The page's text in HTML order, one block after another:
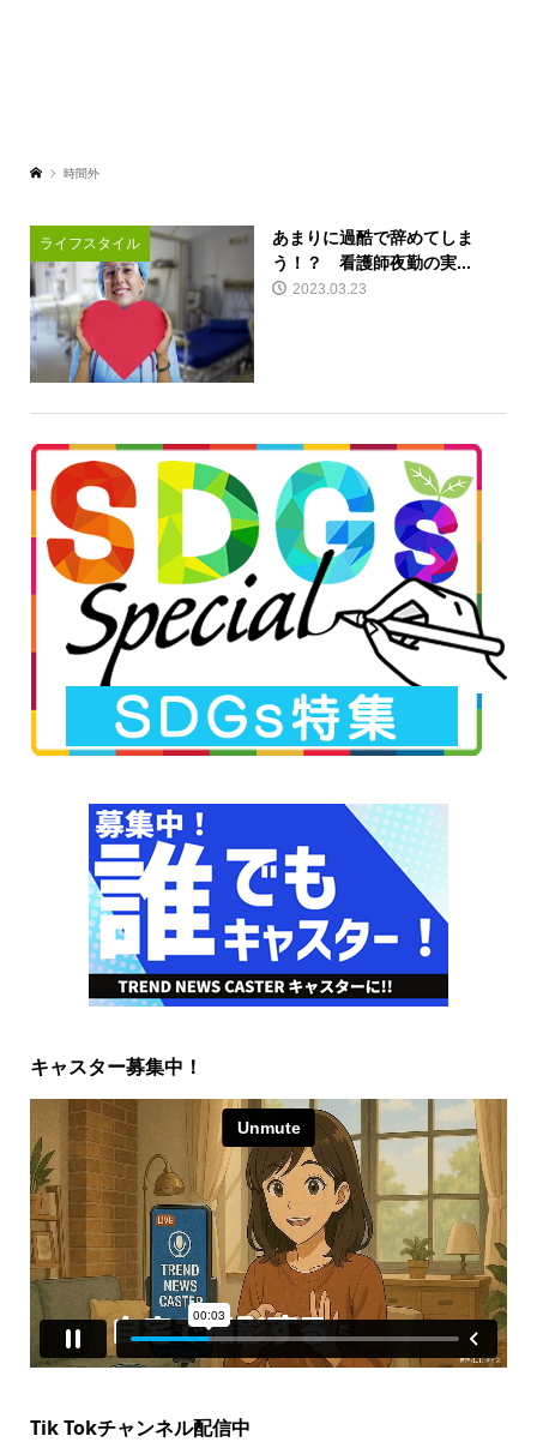
時間外
ライフスタイル
あまりに過酷で辞めてしま
う！？ 看護師夜勤の実...
2023.03.23
キャスター募集中！
Tik Tokチャンネル配信中